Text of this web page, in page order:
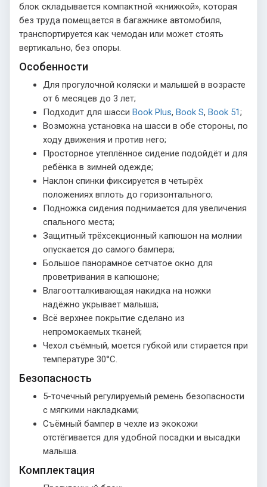
блок складывается компактной «книжкой», которая
без труда помещается в багажнике автомобиля,
транспортируется как чемодан или может стоять
вертикально, без опоры.
Особенности
Для прогулочной коляски и малышей в возрасте
от 6 месяцев до 3 лет;
Подходит для шасси Book Plus, Book S, Book 51;
Возможна установка на шасси в обе стороны, по
ходу движения и против него;
Просторное утеплённое сидение подойдёт и для
ребёнка в зимней одежде;
Наклон спинки фиксируется в четырёх
положениях вплоть до горизонтального;
Подножка сидения поднимается для увеличения
спального места;
Защитный трёхсекционный капюшон на молнии
опускается до самого бампера;
Большое панорамное сетчатое окно для
проветривания в капюшоне;
Влагоотталкивающая накидка на ножки
надёжно укрывает малыша;
Всё верхнее покрытие сделано из
непромокаемых тканей;
Чехол съёмный, моется губкой или стирается при
температуре 30°С.
Безопасность
5-точечный регулируемый ремень безопасности
с мягкими накладками;
Съёмный бампер в чехле из экокожи
отстёгивается для удобной посадки и высадки
малыша.
Комплектация